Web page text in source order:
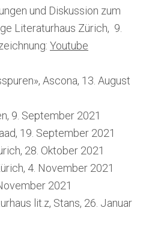
und Diskussion zum
Literaturhaus Zürich, 9.
Youtube
Ascona, 13. August
9. September 2021
19. September 2021
28. Oktober 2021
4. November 2021
2021
lit.z, Stans, 26. Januar